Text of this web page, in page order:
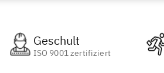
Geschult
ISO 9001 zertifiziert